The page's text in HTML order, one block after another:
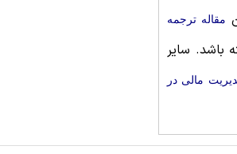
مقاله ترجمه
باشد. سایر
مالی در